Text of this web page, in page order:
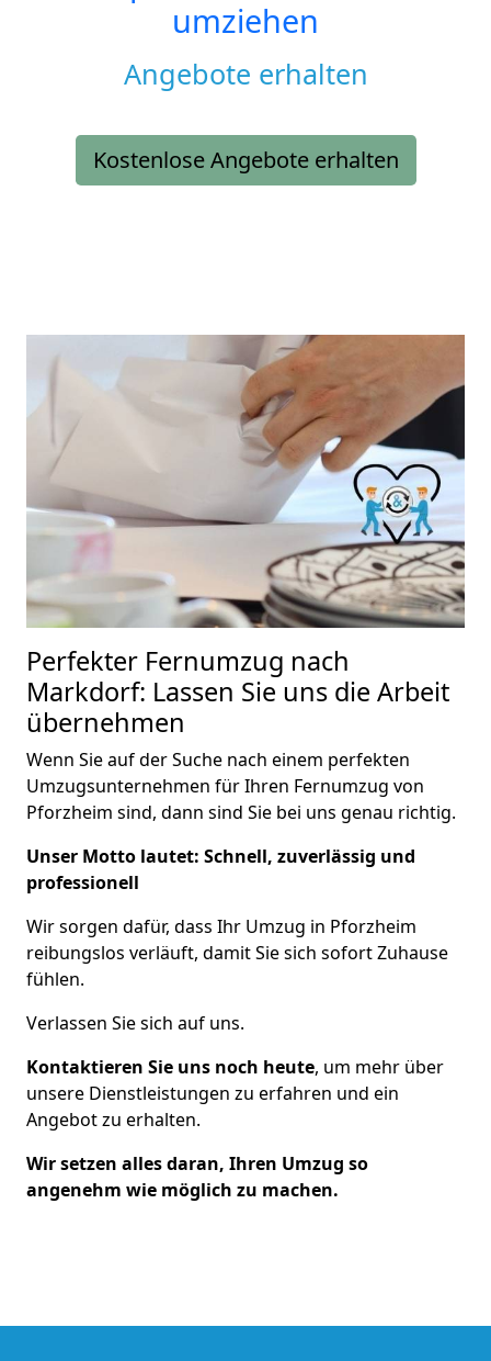
umziehen
Angebote erhalten
Kostenlose Angebote erhalten
Perfekter Fernumzug nach
Markdorf: Lassen Sie uns die Arbeit
übernehmen
Wenn Sie auf der Suche nach einem perfekten
Umzugsunternehmen für Ihren Fernumzug von
Pforzheim sind, dann sind Sie bei uns genau richtig.
Unser Motto lautet: Schnell, zuverlässig und
professionell
Wir sorgen dafür, dass Ihr Umzug in Pforzheim
reibungslos verläuft, damit Sie sich sofort Zuhause
fühlen.
Verlassen Sie sich auf uns.
Kontaktieren Sie uns noch heute, um mehr über
unsere Dienstleistungen zu erfahren und ein
Angebot zu erhalten.
Wir setzen alles daran, Ihren Umzug so
angenehm wie möglich zu machen.